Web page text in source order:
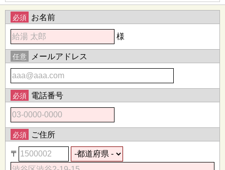
必須 お名前
様
任意 メールアドレス
必須 電話番号
必須 ご住所
〒